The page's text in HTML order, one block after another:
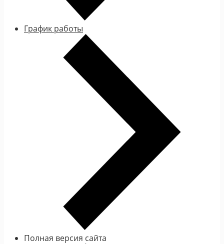
График работы
Полная версия сайта